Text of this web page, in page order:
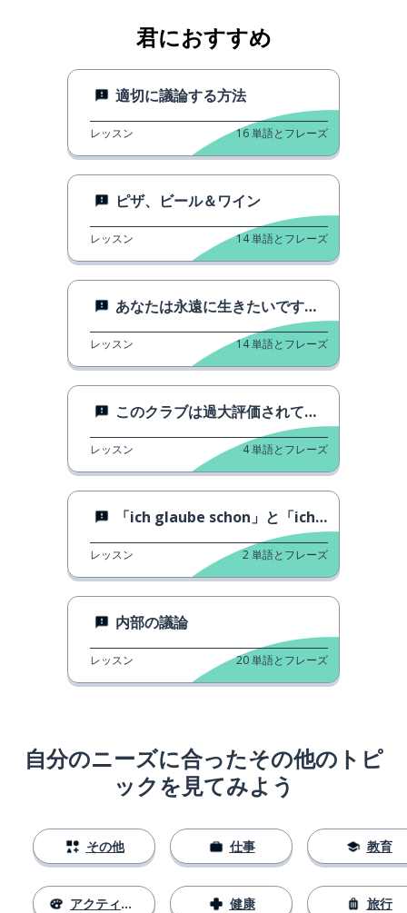
君におすすめ
適切に議論する方法
レッスン 16単語とフレーズ
ピザ、ビール＆ワイン
レッスン 14単語とフレーズ
あなたは永遠に生きたいですか？
レッスン 14単語とフレーズ
このクラブは過大評価されています。
レッスン 4単語とフレーズ
「ich glaube schon」と「ich glaube nicht」の使い方
レッスン 2単語とフレーズ
内部の議論
レッスン 20単語とフレーズ
自分のニーズに合ったその他のトピ
ックを見てみよう
その他
アクティビティ
仕事
健康
教育
旅行